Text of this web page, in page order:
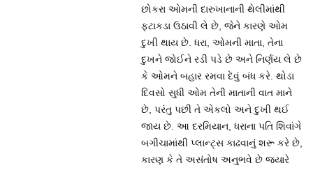
છોકરા ઓમની દારુખાનાની થેલીમાંથી
ફટાકડા ઉઠાવી લે છે, જેને કારણે ઓમ
દુખી થાય છે. ધરા, ઓમની માતા, તેના
દુખને જોઈને રડી પડે છે અને નિર્ણય લે છે
કે ઓમને બહાર રમવા દેવું બંધ કરે. થોડા
દિવસો સુધી ઓમ તેની માતાની વાત માને
છે, પરંતુ પછી તે એકલો અને દુખી થઈ
જાય છે. આ દરમિયાન, ધરાના પતિ શિવાંગે
બગીચામાંથી પ્લાન્ટ્સ કાઢવાનું શરૂ કરે છે,
કારણ કે તે અસંતોષ અનુભવે છે જ્યારે